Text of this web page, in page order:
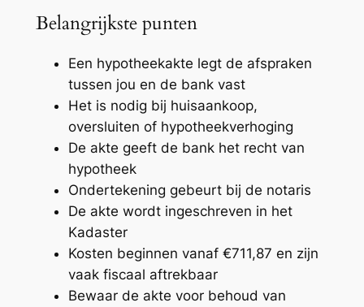
Belangrijkste punten
Een hypotheekakte legt de afspraken
tussen jou en de bank vast
Het is nodig bij huisaankoop,
oversluiten of hypotheekverhoging
De akte geeft de bank het recht van
hypotheek
Ondertekening gebeurt bij de notaris
De akte wordt ingeschreven in het
Kadaster
Kosten beginnen vanaf €711,87 en zijn
vaak fiscaal aftrekbaar
Bewaar de akte voor behoud van